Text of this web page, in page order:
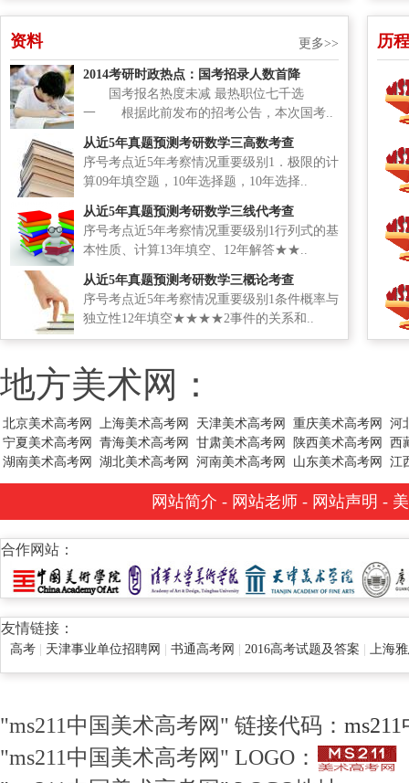
资料 更多>>
2014考研时政热点：国考招录人数首降
国考报名热度未减 最热职位七千选
一 根据此前发布的招考公告，本次国考..
从近5年真题预测考研数学三高数考查
序号考点近5年考察情况重要级别1．极限的计
算09年填空题，10年选择题，10年选择..
从近5年真题预测考研数学三线代考查
序号考点近5年考察情况重要级别1行列式的基
本性质、计算13年填空、12年解答★★..
从近5年真题预测考研数学三概论考查
序号考点近5年考察情况重要级别1条件概率与
独立性12年填空★★★★2事件的关系和..
历程
地方美术网：
北京美术高考网 上海美术高考网 天津美术高考网 重庆美术高考网
河
宁夏美术高考网
青海美术高考网 甘肃美术高考网 陕西美术高考网
西
湖南美术高考网
湖北美术高考网 河南美术高考网 山东美术高考网 江
网站简介 - 网站老师 - 网站声明 -
合作网站：
友情链接：
高考 天津事业单位招聘网 书通高考网 2016高考试题及答案 上海
"ms211中国美术高考网" 链接代码：
"ms211中国美术高考网" LOGO：